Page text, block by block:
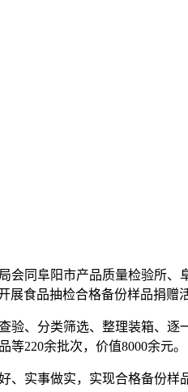
阜阳市产品质量检验所、
展食品抽检合格备份样品捐赠
分类筛选、整理装箱、逐
220余批次，价值8000余元。
事做实，实现合格备份样